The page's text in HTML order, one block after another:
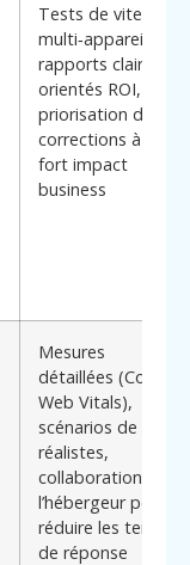
Tests de vitesse
multi‑appareils,
rapports clairs
orientés ROI,
priorisation des
corrections à plus
fort impact
business
Mesures
détaillées (Core
Web Vitals),
scénarios de test
réalistes,
collaboration avec
l’hébergeur pour
réduire les temps
de réponse